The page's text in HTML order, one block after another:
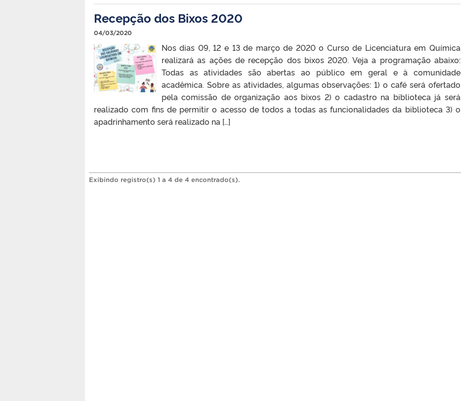
Recepção dos Bixos 2020
04/03/2020
Nos dias 09, 12 e 13 de março de 2020 o Curso de Licenciatura em Química
realizará as ações de recepção dos bixos 2020. Veja a programação abaixo:
Todas as atividades são abertas ao público em geral e à comunidade
acadêmica. Sobre as atividades, algumas observações: 1) o café será ofertado
pela comissão de organização aos bixos 2) o cadastro na biblioteca já será
realizado com fins de permitir o acesso de todos a todas as funcionalidades da biblioteca 3) o
apadrinhamento será realizado na […]
Exibindo registro(s) 1 a 4 de 4 encontrado(s).